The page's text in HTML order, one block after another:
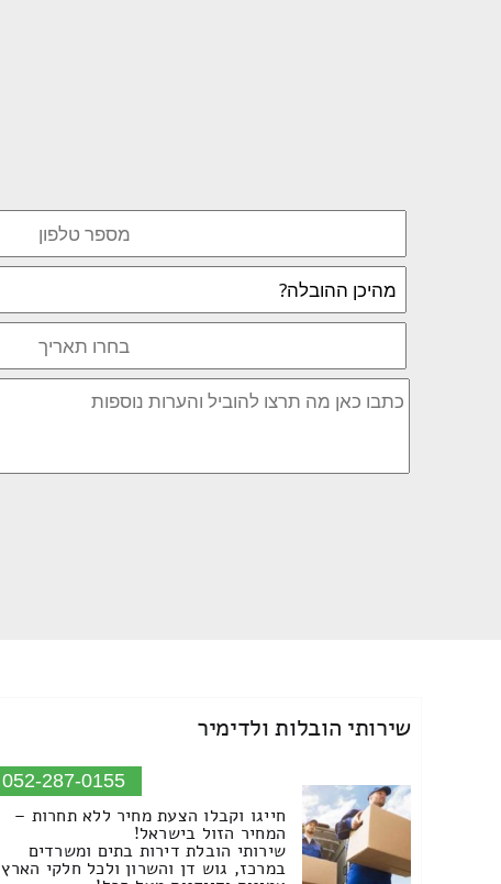
שירותי הובלות ולדימיר
052-287-0155
חייגו וקבלו הצעת מחיר ללא תחרות –
המחיר הזול בישראל!
שירותי הובלת דירות בתים ומשרדים
במרכז, גוש דן והשרון ולכל חלקי הארץ